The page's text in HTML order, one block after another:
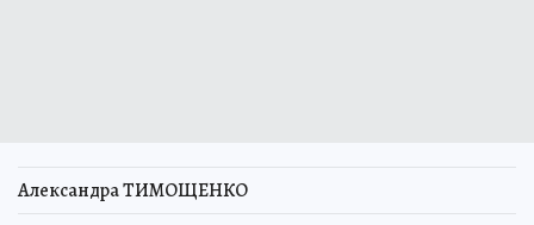
Александра ТИМОЩЕНКО